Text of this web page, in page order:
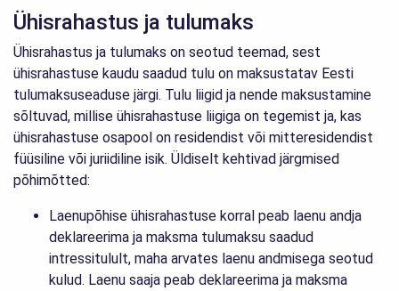
Ühisrahastus ja tulumaks
Ühisrahastus ja tulumaks on seotud teemad, sest
ühisrahastuse kaudu saadud tulu on maksustatav Eesti
tulumaksuseaduse järgi. Tulu liigid ja nende maksustamine
sõltuvad, millise ühisrahastuse liigiga on tegemist ja, kas
ühisrahastuse osapool on residendist või mitteresidendist
füüsiline või juriidiline isik. Üldiselt kehtivad järgmised
põhimõtted:
Laenupõhise ühisrahastuse korral peab laenu andja
deklareerima ja maksma tulumaksu saadud
intressitulult, maha arvates laenu andmisega seotud
kulud. Laenu saaja peab deklareerima ja maksma